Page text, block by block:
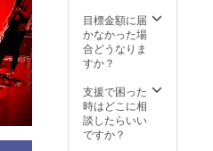
クリア
ファイ
ル ●メ
御礼の
ビデオ
レター
ムへの
お名前
クレ
にお名
前の
ローマ
字表記
目標金額に届
かなかった場
合どうなりま
すか？
支援で困った
時はどこに相
談したらいい
ですか？